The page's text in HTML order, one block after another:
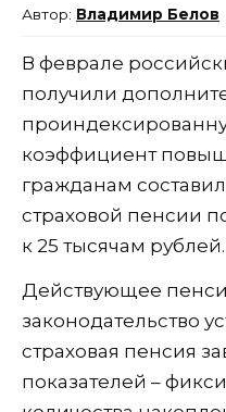
Владимир Белов
В феврале
получили
коэффициент
гражданам
страховой пенсии
к 25 тысячам рублей.
Действующее
законодательство
страховая пенсия
показателей –